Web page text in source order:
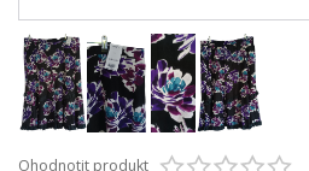
Ohodnotit produkt